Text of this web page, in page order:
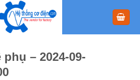
– 2024-09-